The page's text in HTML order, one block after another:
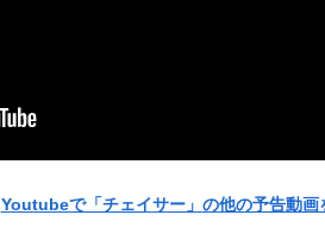
Youtubeで「チェイサー」の他の予告動画